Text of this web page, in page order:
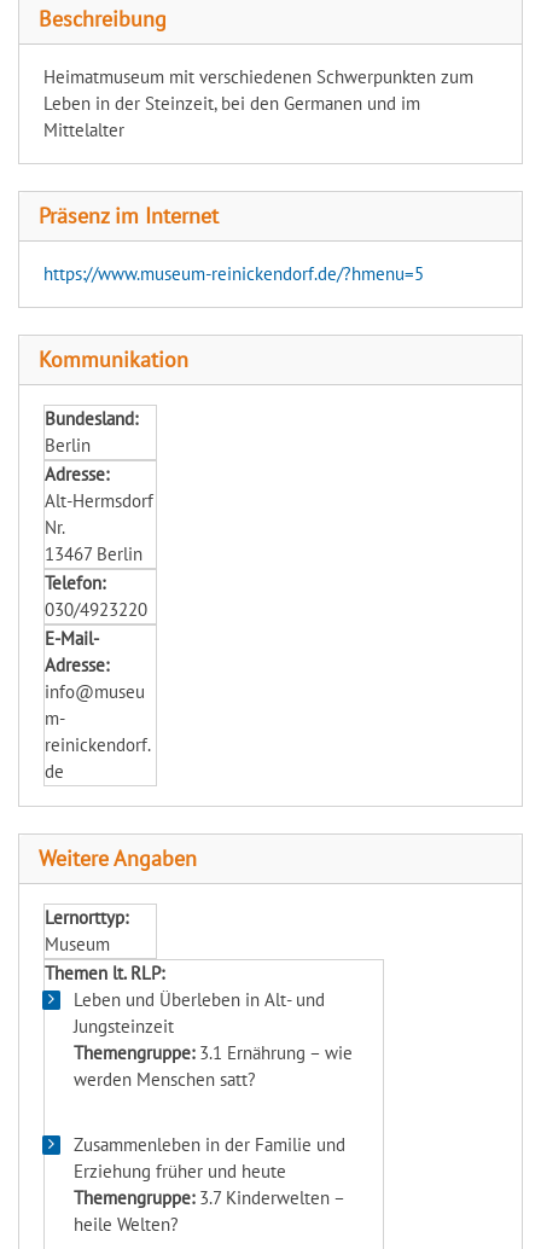
Beschreibung
Heimatmuseum mit verschiedenen Schwerpunkten zum
Leben in der Steinzeit, bei den Germanen und im
Mittelalter
Präsenz im Internet
https://www.museum-reinickendorf.de/?hmenu=5
Kommunikation
Bundesland:
Berlin
Adresse:
Alt-Hermsdorf
Nr.
13467 Berlin
Telefon:
030/4923220
E-Mail-
Adresse:
info@museu
m-
reinickendorf.
de
Weitere Angaben
Lernorttyp:
Museum
Themen lt. RLP:
Leben und Überleben in Alt- und
Jungsteinzeit
Themengruppe: 3.1 Ernährung – wie
werden Menschen satt?
Zusammenleben in der Familie und
Erziehung früher und heute
Themengruppe: 3.7 Kinderwelten –
heile Welten?